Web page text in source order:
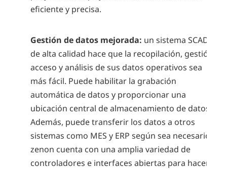
eficiente y precisa.
Gestión de datos mejorada: un sistema SCADA
de alta calidad hace que la recopilación, gestión,
acceso y análisis de sus datos operativos sea
más fácil. Puede habilitar la grabación
automática de datos y proporcionar una
ubicación central de almacenamiento de datos.
Además, puede transferir los datos a otros
sistemas como MES y ERP según sea necesario.
zenon cuenta con una amplia variedad de
controladores e interfaces abiertas para hacerlo